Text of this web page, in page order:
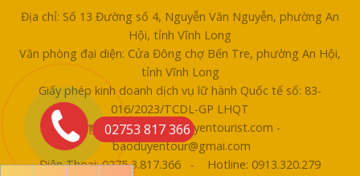
Địa chỉ: Số 13 Đường số 4, Nguyễn Văn Nguyễn, phường An
Hội, tỉnh Vĩnh Long
Văn phòng đại diện: Cửa Đông chợ Bến Tre, phường An Hội,
tỉnh Vĩnh Long
Giấy phép kinh doanh dịch vụ lữ hành Quốc tế số: 83-
016/2023/TCDL-GP LHQT
Email: bentre@baoduyentourist.com -
baoduyentour@gmai.com
Điện Thoại: 0275 3.817.366 - Hotline: 0913.320.279
02753 817 366